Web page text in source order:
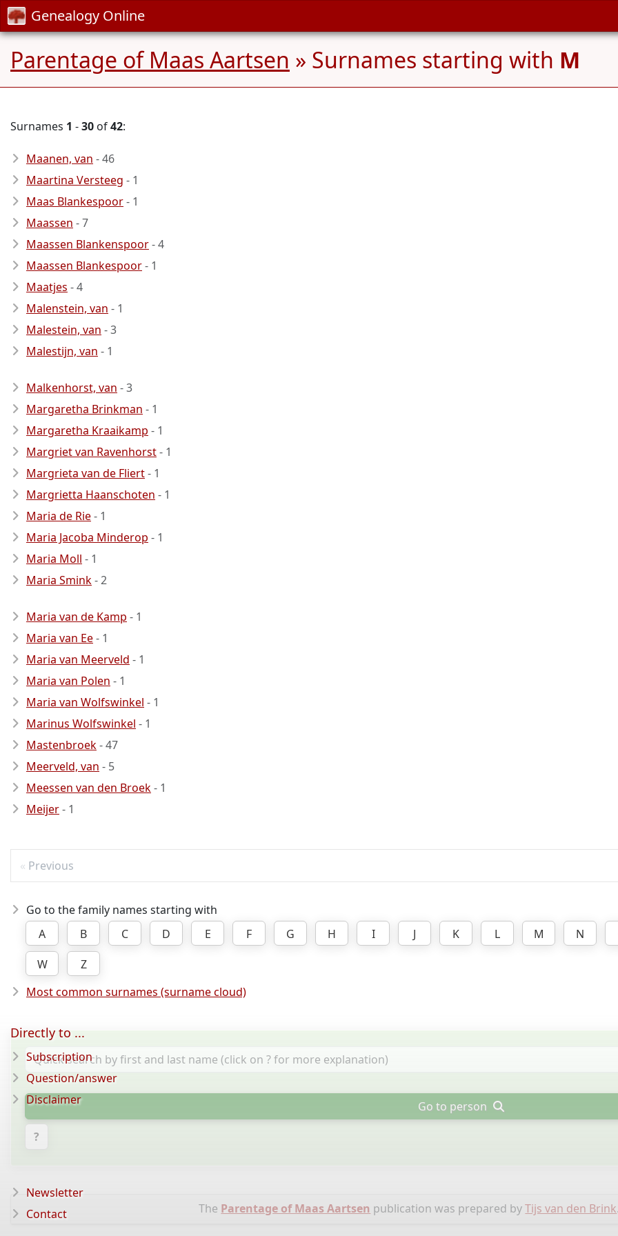
Genealogy Online
Parentage of Maas Aartsen » Surnames starting with M
Surnames 1 -30 of42:
Maanen, van - 46
Maartina Versteeg - 1
Maas Blankespoor- 1
Maassen - 7
Maassen Blankenspoor- 4
Maassen Blankespoor- 1
Maatjes - 4
Malenstein, van - 1
Malestein, van - 3
Malestijn, van - 1
Malkenhorst, van - 3
Margaretha Brinkman - 1
Margaretha Kraaikamp - 1
Margriet van Ravenhorst- 1
Margrieta van de Fliert- 1
Margrietta Haanschoten - 1
Maria de Rie- 1
Maria Jacoba Minderop - 1
Maria Moll - 1
Maria Smink- 2
Maria van de Kamp - 1
Maria van Ee- 1
Maria van Meerveld - 1
Maria van Polen - 1
Maria van Wolfswinkel - 1
Marinus Wolfswinkel - 1
Mastenbroek- 47
Meerveld, van - 5
Meessen van den Broek- 1
Meijer- 1
Previous
Go to the family names starting with
A
B C D E F G H I J K L M N
W
Z
Most common surnames (surname cloud)
Go to person
?
The Parentage of Maas Aartsen publication was prepared byTijs van den Brink
Directly to ...
Subscription
Question/answer
Disclaimer
Newsletter
Contact